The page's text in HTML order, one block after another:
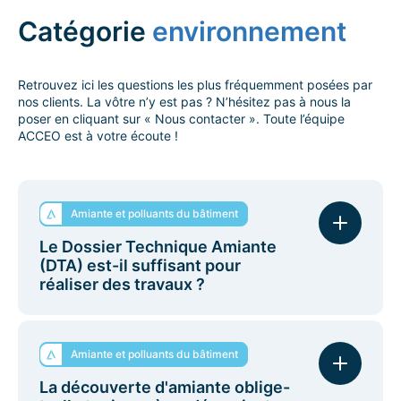
avec un tiers propriétaire. Les coopératives
permettent de mutualiser coûts et bénéfices dans
une installation collective. Comparez le coût total, la
responsabilités d’exploitation pour déterminer le
meilleur retour sur investissement.
Catégorie environnement
Retrouvez ici les questions les plus fréquemment posées par
nos clients. La vôtre n’y est pas ? N’hésitez pas à nous la
poser en cliquant sur « Nous contacter ». Toute l’équipe
ACCEO est à votre écoute !
Amiante et polluants du bâtiment
Le Dossier Technique Amiante
(DTA) est-il suffisant pour
réaliser des travaux ?
Avant Travaux (RAAT). Le RAAT est obligatoire
avant toute intervention sur un bâtiment construit
avant le 1er juillet 1997, car il est plus exhaustif et
cible spécifiquement les matériaux impactés par vos
Amiante et polluants du bâtiment
La découverte d'amiante oblige-